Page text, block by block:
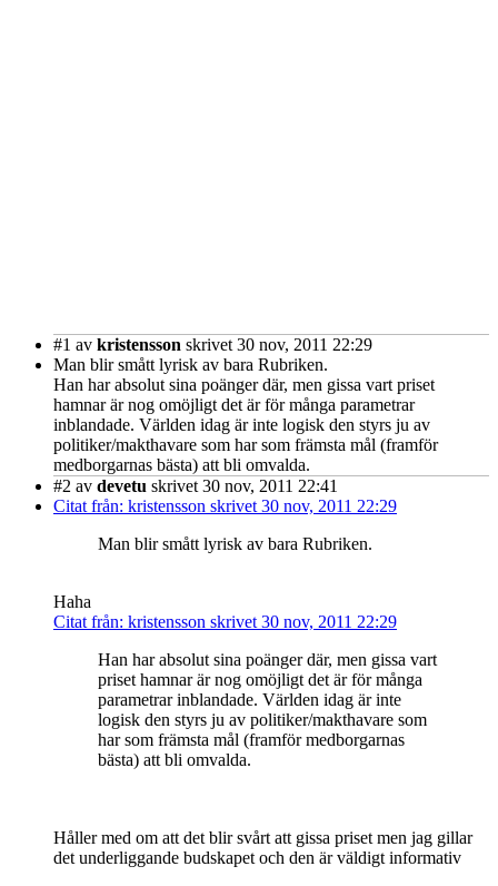
#1 av kristensson skrivet 30 nov, 2011 22:29
Man blir smått lyrisk av bara Rubriken.
Han har absolut sina poänger där, men gissa vart priset
hamnar är nog omöjligt det är för många parametrar
inblandade. Världen idag är inte logisk den styrs ju av
politiker/makthavare som har som främsta mål (framför
medborgarnas bästa) att bli omvalda.
#2 av devetu skrivet 30 nov, 2011 22:41
Citat från: kristensson skrivet 30 nov, 2011 22:29
Man blir smått lyrisk av bara Rubriken.
Haha
Citat från: kristensson skrivet 30 nov, 2011 22:29
Han har absolut sina poänger där, men gissa vart
priset hamnar är nog omöjligt det är för många
parametrar inblandade. Världen idag är inte
logisk den styrs ju av politiker/makthavare som
har som främsta mål (framför medborgarnas
bästa) att bli omvalda.
Håller med om att det blir svårt att gissa priset men jag gillar
det underliggande budskapet och den är väldigt informativ